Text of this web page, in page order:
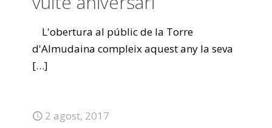
L'obertura al públic de la Torre
d'Almudaina compleix aquest any la seva
[…]
2 agost, 2017